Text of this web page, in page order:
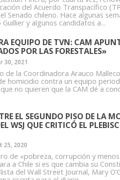
del Acuerdo Transpacífico
Senado chileno. Hace algunas
y algunos candidatos a...
EQUIPO DE TVN: CAM
POR LAS FORESTALES»
30, 2021
de la Coordinadora Arauco
homicidio contra un equipo
no quieren que la CAM dé a
EL SEGUNDO PISO DE LA
WSJ QUE CRITICÓ EL
25, 2020
de «pobreza, corrupción y menos
a Chile si es que cambia su
del Wall Street Journal, Mary